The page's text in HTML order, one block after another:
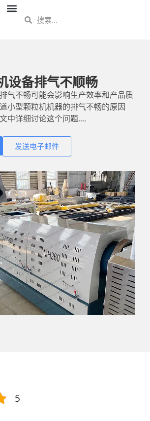
设备排气不顺畅
气不畅可能会影响生产效率和产品质
小型颗粒机机器的排气不畅的原因
中详细讨论这个问题....
发送电子邮件
5